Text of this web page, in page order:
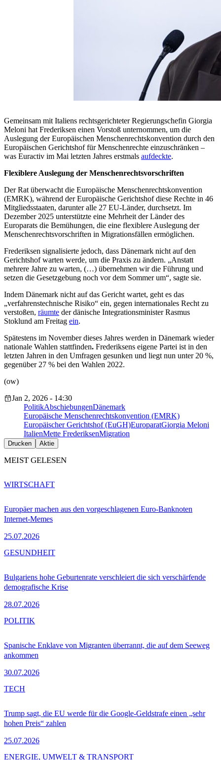
Gemeinsam mit Italiens rechtsgerichteter Regierungschefin Giorgia
Meloni hat Frederiksen einen Vorstoß unternommen, um die
Auslegung der Europäischen Menschenrechtskonvention durch den
Europäischen Gerichtshof für Menschenrechte einzuschränken –
was Euractiv im Mai letzten Jahres erstmals aufdeckte.
Flexiblere Auslegung der Menschenrechtsvorschriften
Der Rat überwacht die Europäische Menschenrechtskonvention
(EMRK), während der Europäische Gerichtshof diese Rechte in 46
Mitgliedsstaaten, darunter alle 27 EU-Länder, durchsetzt. Im
Dezember 2025 unterstützte eine Mehrheit der Länder des
Europarats die Bemühungen, die eine flexiblere Auslegung der
Menschenrechtsvorschriften in Migrationsfällen ermöglichen.
Frederiksen signalisierte jedoch, dass Dänemark nicht auf den
Gerichtshof warten werde, um die Praxis zu ändern. „Anstatt
mehrere Jahre zu warten, (…) übernehmen wir die Führung und
setzen die Gesetzgebung noch vor dem Sommer um“, sagte sie.
Indem Dänemark nicht auf das Gericht wartet, geht es das
„verfahrenstechnische Risiko“ ein, gegen internationales Recht zu
verstoßen, räumte der dänische Integrationsminister Rasmus
Stoklund am Freitag ein.
Spätestens im November dieses Jahres werden in Dänemark wieder
nationale Wahlen stattfinden. Frederiksens eigene Partei ist in den
letzten Jahren in den Umfragen gesunken und liegt nun unter 20 %,
gegenüber 27 % bei den Wahlen 2022.
(ow)
Jan 2, 2026 - 14:30
PolitikAbschiebungenDänemark
Europäische Menschenrechtskonvention (EMRK)
Europäischer Gerichtshof (EuGH)EuroparatGiorgia Meloni
ItalienMette FrederiksenMigration
Drucken Aktie
MEIST GELESEN
Europäer machen aus den vorgeschlagenen Euro-Banknoten
Internet-Memes
25.07.2026
WIRTSCHAFT
Bulgariens hohe Geburtenrate verschleiert die sich verschärfende
demografische Krise
28.07.2026
GESUNDHEIT
Spanische Enklave von Migranten überrannt, die auf dem Seeweg
ankommen
30.07.2026
POLITIK
Trump sagt, die EU werde für die Google-Geldstrafe einen „sehr
hohen Preis“ zahlen
25.07.2026
TECH
ENERGIE, UMWELT & TRANSPORT